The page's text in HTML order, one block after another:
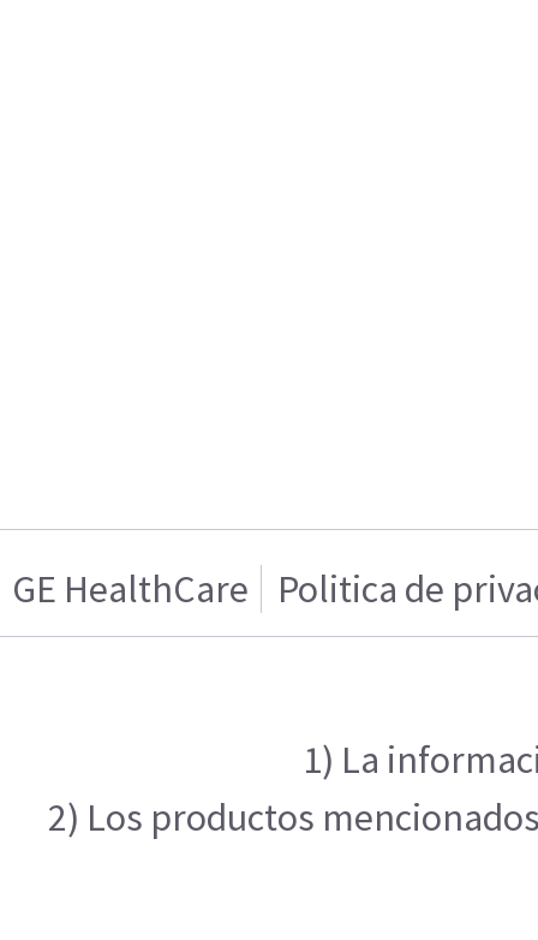
GE HealthCare Politica de
1) La
2) Los productos